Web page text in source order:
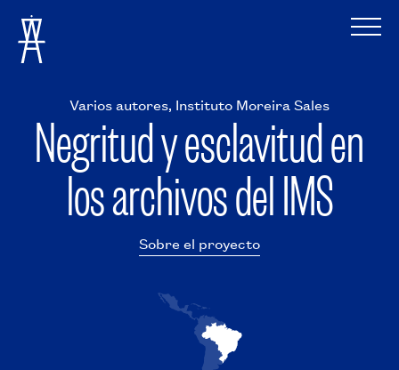
Varios autores, Instituto Moreira Sales
Negritud y esclavitud en
los archivos del IMS
Sobre el proyecto